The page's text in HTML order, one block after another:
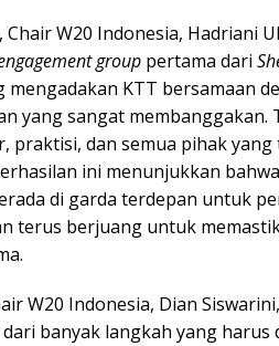
W20 Indonesia, Hadriani
group pertama dari
mengadakan KTT bersamaan
yang sangat membanggakan.
praktisi, dan semua pihak
ini menunjukkan
di garda terdepan untuk
terus berjuang untuk
W20 Indonesia, Dian
banyak langkah yang